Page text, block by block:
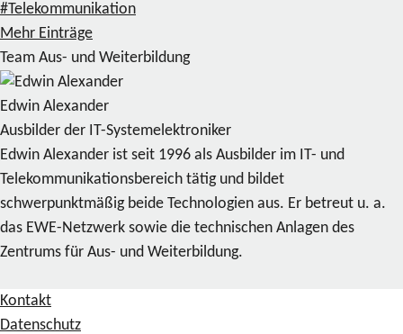
#Telekommunikation
Mehr Einträge
Team Aus- und Weiterbildung
Edwin Alexander
Ausbilder der IT-Systemelektroniker
Edwin Alexander ist seit 1996 als Ausbilder im IT- und
Telekommunikationsbereich tätig und bildet
schwerpunktmäßig beide Technologien aus. Er betreut u. a.
das EWE-Netzwerk sowie die technischen Anlagen des
Zentrums für Aus- und Weiterbildung.
Kontakt
Datenschutz